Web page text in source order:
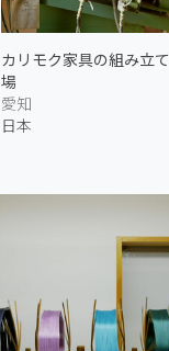
カリモク家具の組み立て
場
愛知
日本